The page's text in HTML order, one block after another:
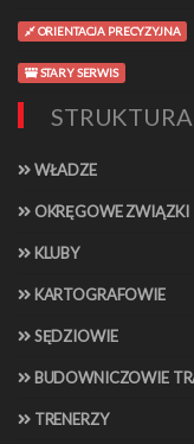
ORIENTACJA PRECYZYJNA
STARY SERWIS
WŁADZE
OKRĘGOWE ZWIĄZKI
KLUBY
KARTOGRAFOWIE
SĘDZIOWIE
BUDOWNICZOWIE
TRENERZY